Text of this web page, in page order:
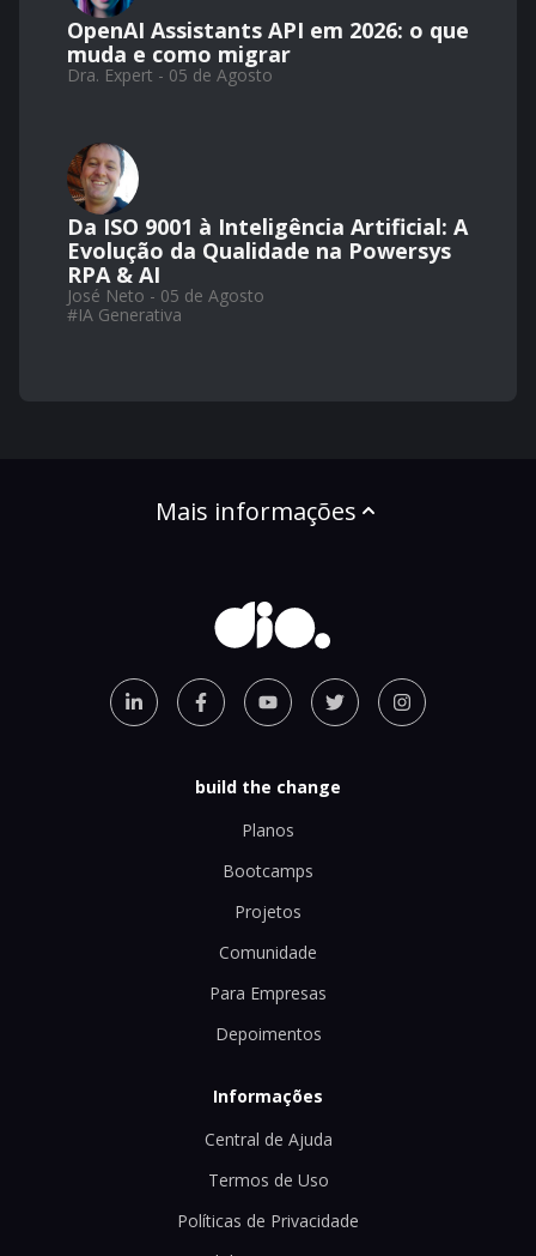
OpenAI Assistants API em 2026: o que
muda e como migrar
Dra. Expert - 05 de Agosto
Da ISO 9001 à Inteligência Artificial: A
Evolução da Qualidade na Powersys
RPA & AI
José Neto - 05 de Agosto
#IA Generativa
Mais informações
build the change
Planos
Bootcamps
Projetos
Comunidade
Para Empresas
Depoimentos
Informações
Central de Ajuda
Termos de Uso
Políticas de Privacidade